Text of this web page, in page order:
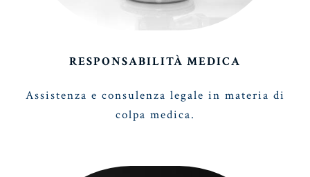
RESPONSABILITÀ MEDICA
Assistenza e consulenza legale in materia di
colpa medica.